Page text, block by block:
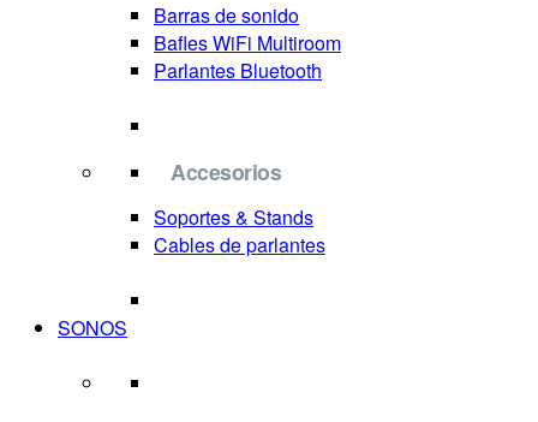
Barras de sonido
Bafles WiFi Multiroom
Parlantes Bluetooth
Accesorios
Soportes & Stands
Cables de parlantes
SONOS